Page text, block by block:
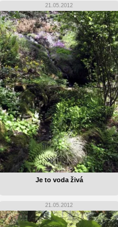
21.05.2012
Je to voda živá
21.05.2012